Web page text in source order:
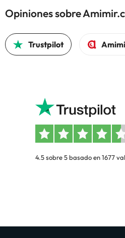
Opiniones sobre
Trustpilot
4.5 sobre 5 basado en 1677